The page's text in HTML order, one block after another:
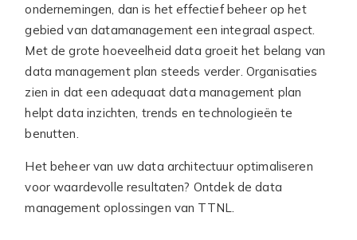
ondernemingen, dan is het effectief beheer op het
gebied van datamanagement een integraal aspect.
Met de grote hoeveelheid data groeit het belang van
data management plan steeds verder. Organisaties
zien in dat een adequaat data management plan
helpt data inzichten, trends en technologieën te
benutten.
Het beheer van uw data architectuur optimaliseren
voor waardevolle resultaten? Ontdek de data
management oplossingen van TTNL.